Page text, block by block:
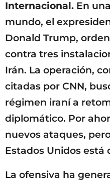
Internacional. En
mundo, el
Donald Trump,
contra tres
Irán. La operación,
citadas por CNN,
régimen iraní a
diplomático. Por
nuevos ataques,
Estados Unidos está
La ofensiva ha